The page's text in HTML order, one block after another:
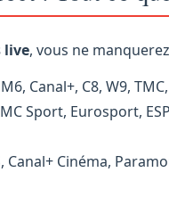
live, vous ne
Canal+, C8, W9,
Sport, Eurosport,
Canal+ Cinéma,